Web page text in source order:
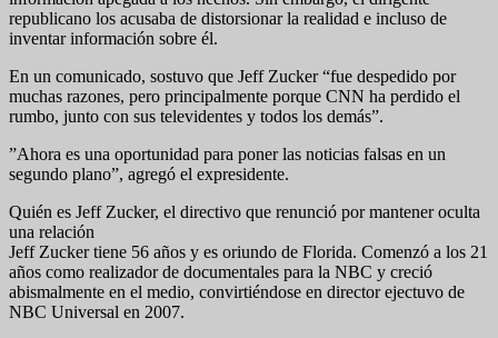
republicano los acusaba de distorsionar la realidad e incluso de
inventar información sobre él.
En un comunicado, sostuvo que Jeff Zucker “fue despedido por
muchas razones, pero principalmente porque CNN ha perdido el
rumbo, junto con sus televidentes y todos los demás”.
”Ahora es una oportunidad para poner las noticias falsas en un
segundo plano”, agregó el expresidente.
Quién es Jeff Zucker, el directivo que renunció por mantener oculta
una relación
Jeff Zucker tiene 56 años y es oriundo de Florida. Comenzó a los 21
años como realizador de documentales para la NBC y creció
abismalmente en el medio, convirtiéndose en director ejectuvo de
NBC Universal en 2007.